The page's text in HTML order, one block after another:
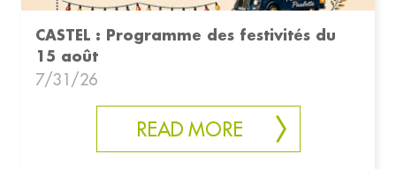
CASTEL : Programme des festivités du
15 août
7/31/26
READ MORE